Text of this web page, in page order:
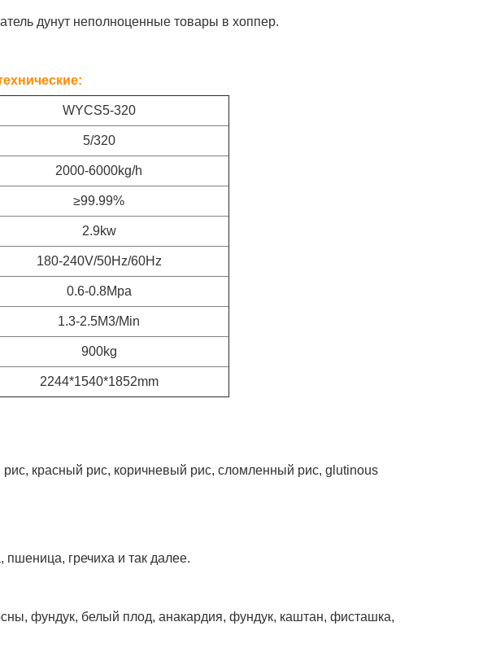
дунут неполноценные товары в хоппер.
WYCS5-320
5/320
2000-6000kg/h
≥99.99%
2.9kw
180-240V/50Hz/60Hz
0.6-0.8Mpa
1.3-2.5M3/Min
900kg
2244*1540*1852mm
красный рис, коричневый рис, сломленный рис, glutinous
гречиха и так далее.
фундук, белый плод, анакардия, фундук, каштан, фисташка,